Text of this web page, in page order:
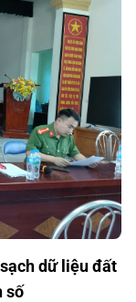
dữ liệu đất
số